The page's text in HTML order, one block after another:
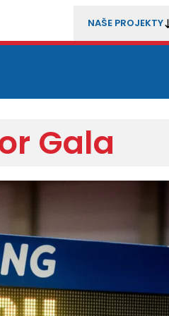
NAŠE PROJEKTY
Gala